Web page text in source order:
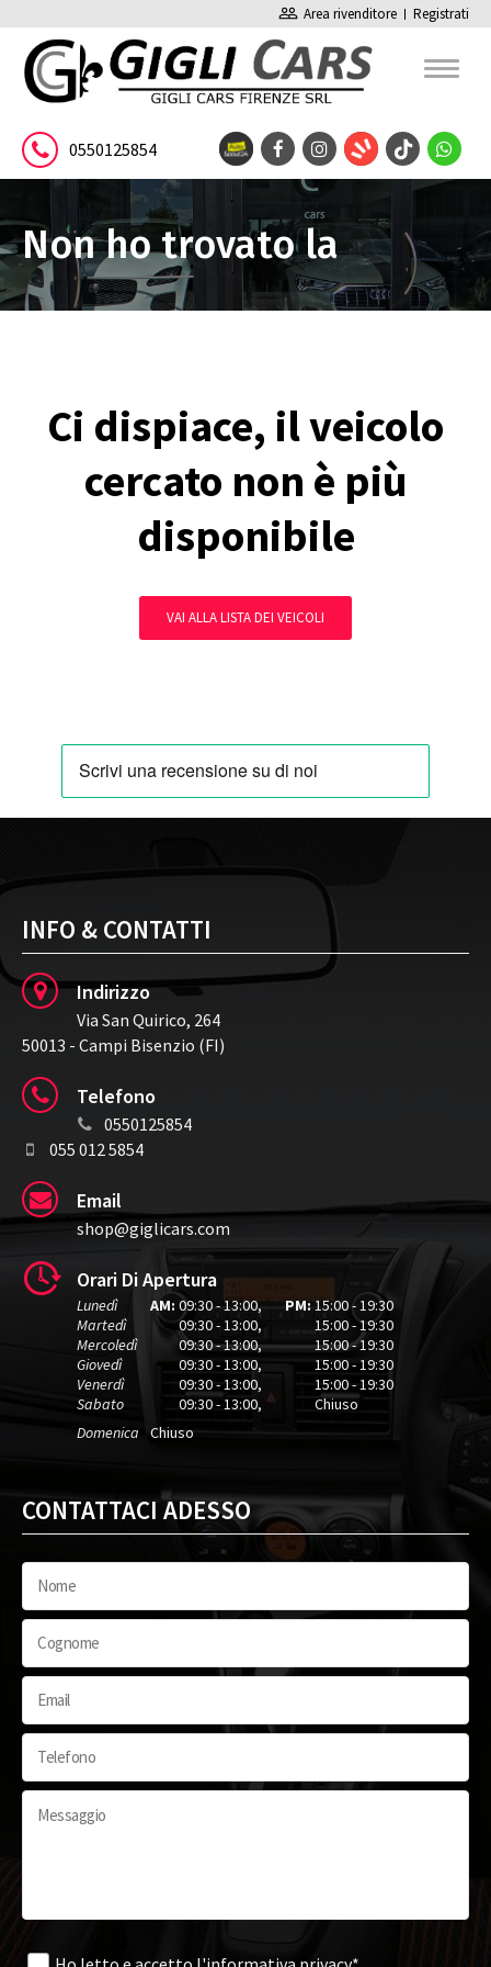
people_outline Area rivenditore Registrati
0550125854
Non ho trovato la
Ci dispiace, il veicolo
cercato non è più
disponibile
VAI ALLA LISTA DEI VEICOLI
INFO & CONTATTI
Indirizzo
Via San Quirico, 264
50013 - Campi Bisenzio (FI)
Telefono
0550125854
055 012 5854
Email
shop@giglicars.com
Orari Di Apertura
Lunedì AM: 09:30 - 13:00, PM:15:00 - 19:30
Martedì
09:30 - 13:00,
15:00 - 19:30
Mercoledì
09:30 - 13:00,
15:00 - 19:30
Giovedì
09:30 - 13:00,
15:00 - 19:30
Venerdì
09:30 - 13:00,
15:00 - 19:30
Sabato
09:30 - 13:00,
Chiuso
Domenica
Chiuso
CONTATTACI ADESSO